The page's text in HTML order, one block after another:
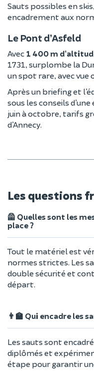
Sauts possibles en
encadrement aux
Le Pont d’Asfeld
Avec 1 400 m
1731, surplombe la
un spot rare, avec vue
Après un briefing et
sous les conseils
juin à octobre, tarifs
d’Annecy.
Les questions
🦺 Quelles sont les
place ?
Tout le matériel est
normes strictes. Les
double sécurité et
départ.
👨‍🏫 Qui encadre les
Les sauts sont
diplômés et
étape pour garantir